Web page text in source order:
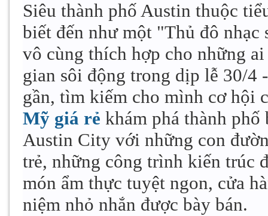
Siêu thành phố Austin thuộc
biết đến như một "Thủ đô
vô cùng thích hợp cho những
gian sôi động trong dịp lễ 30/4
gần, tìm kiếm cho mình cơ hội
Mỹ giá rẻ khám phá thành phố
Austin City với những con
trẻ, những công trình kiến trúc
món ẩm thực tuyệt ngon, cửa
niệm nhỏ nhắn được bày bán.